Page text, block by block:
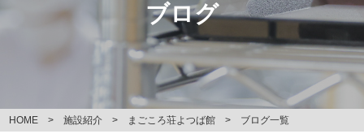
ブログ
HOME 施設紹介 まごころ荘よつば館 ブログ一覧